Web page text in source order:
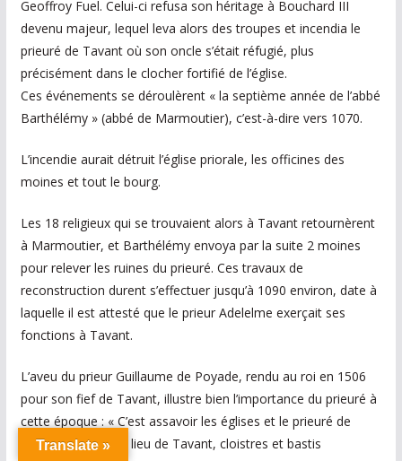
Geoffroy Fuel. Celui-ci refusa son héritage à Bouchard III
devenu majeur, lequel leva alors des troupes et incendia le
prieuré de Tavant où son oncle s’était réfugié, plus
précisément dans le clocher fortifié de l’église.
Ces événements se déroulèrent « la septième année de l’abbé
Barthélémy » (abbé de Marmoutier), c’est-à-dire vers 1070.
L’incendie aurait détruit l’église priorale, les officines des
moines et tout le bourg.
Les 18 religieux qui se trouvaient alors à Tavant retournèrent
à Marmoutier, et Barthélémy envoya par la suite 2 moines
pour relever les ruines du prieuré. Ces travaux de
reconstruction durent s’effectuer jusqu’à 1090 environ, date à
laquelle il est attesté que le prieur Adelelme exerçait ses
fonctions à Tavant.
L’aveu du prieur Guillaume de Poyade, rendu au roi en 1506
pour son fief de Tavant, illustre bien l’importance du prieuré à
cette époque : « C’est assavoir les églises et le prieuré de
Notre-Dame dudit lieu de Tavant, cloistres et bastis
Translate »